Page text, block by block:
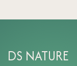
DS NATURE